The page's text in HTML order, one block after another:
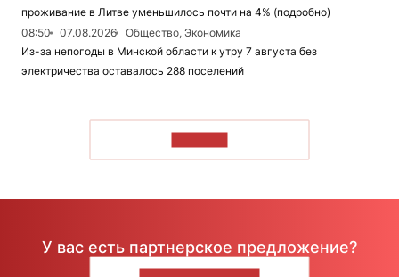
проживание в Литве уменьшилось почти на 4% (подробно)
08:50
07.08.2026
Общество, Экономика
Из-за непогоды в Минской области к утру 7 августа без
электричества оставалось 288 поселений
У вас есть партнерское предложение?